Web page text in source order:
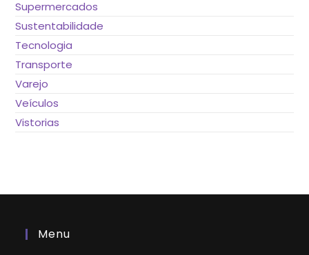
Supermercados
Sustentabilidade
Tecnologia
Transporte
Varejo
Veículos
Vistorias
Menu